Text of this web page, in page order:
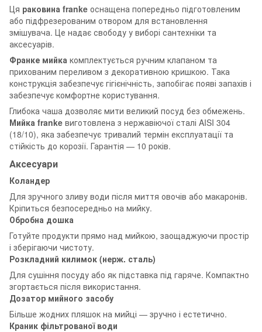
Ця раковина franke оснащена попередньо підготовленим
або підфрезерованим отвором для встановлення
змішувача. Це надає свободу у виборі сантехніки та
аксесуарів.
Франке мийка комплектується ручним клапаном та
прихованим переливом з декоративною кришкою. Така
конструкція забезпечує гігієнічність, запобігає появі запахів і
забезпечує комфортне користування.
Глибока чаша дозволяє мити великий посуд без обмежень.
Мийка franke виготовлена з нержавіючої сталі AISI 304
(18/10), яка забезпечує тривалий термін експлуатації та
стійкість до корозії. Гарантія — 10 років.
Аксесуари
Коландер
Для зручного зливу води після миття овочів або макаронів.
Кріпиться безпосередньо на мийку.
Обробна дошка
Готуйте продукти прямо над мийкою, заощаджуючи простір
і зберігаючи чистоту.
Розкладний килимок (нерж. сталь)
Для сушіння посуду або як підставка під гаряче. Компактно
згортається після використання.
Дозатор мийного засобу
Більше жодних пляшок на мийці — зручно і естетично.
Краник фільтрованої води